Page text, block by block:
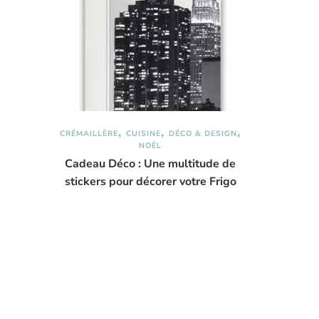
CRÉMAILLÈRE CUISINE
DÉCO & DESIGN
NOËL
Cadeau Déco : Une multitude de
stickers pour décorer votre Frigo